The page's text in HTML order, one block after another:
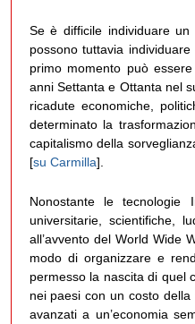
Se è difficile individuare
possono tuttavia
primo momento può
anni Settanta e Ottanta nel
ricadute economiche,
determinato la
capitalismo della
[su Carmilla].
Nonostante le
universitarie, scientifiche,
all’avvento del World Wide
modo di organizzare e
permesso la nascita di quel
nei paesi con un costo
avanzati a un’economia